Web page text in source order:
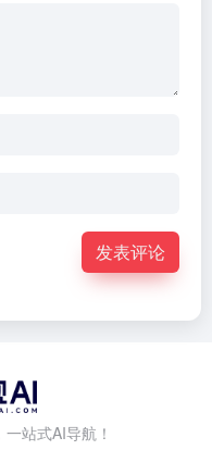
发表评论
站式AI导航！